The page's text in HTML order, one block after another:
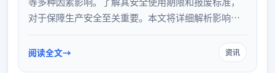
对于保障生产安全至关重要。本文将详细解析影响压
议与定期检查规范，帮助您有效延长设备使用周期，
阅读全文 资讯